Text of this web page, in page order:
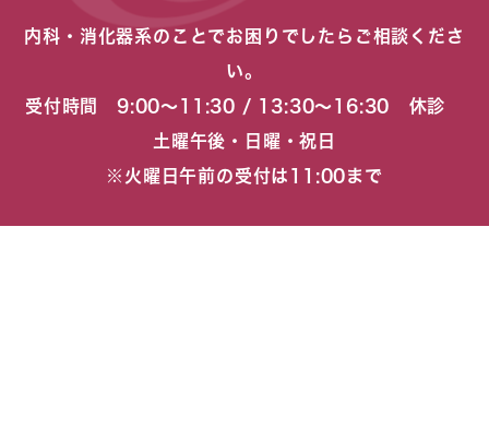
内科・消化器系のことでお困りでしたらご相談くださ
い。
受付時間 9:00〜11:30 / 13:30〜16:30 休診
土曜午後・日曜・祝日
※火曜日午前の受付は11:00まで